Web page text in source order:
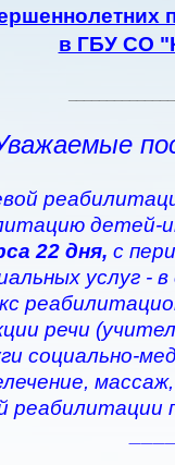
в ГБУ СО
детей-
22 дня, с
услуг -
речи
социально-